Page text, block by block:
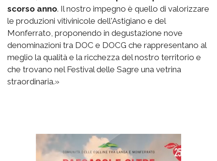
scorso anno. Il nostro impegno è quello di valorizzare
le produzioni vitivinicole dell'Astigiano e del
Monferrato, proponendo in degustazione nove
denominazioni tra DOC e DOCG che rappresentano al
meglio la qualità e la ricchezza del nostro territorio e
che trovano nel Festival delle Sagre una vetrina
straordinaria.»